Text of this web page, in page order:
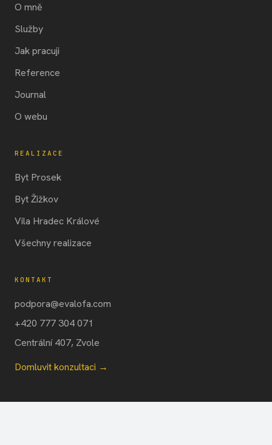
O mně
Služby
Jak pracuji
Reference
Journal
O webu
REALIZACE
Byt Prosek
Byt Žižkov
Vila Hradec Králové
Všechny realizace
KONTAKT
podpora@evalofa.com
+420 777 304 071
Centrální 407, Zvole
Domluvit konzultaci →